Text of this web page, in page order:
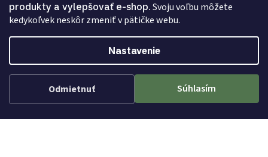
produkty a vylepšovať e-shop. Svoju voľbu môžete
kedykoľvek neskôr zmeniť v pätičke webu.
Nastavenie
Odmietnuť Súhlasím
Facebook